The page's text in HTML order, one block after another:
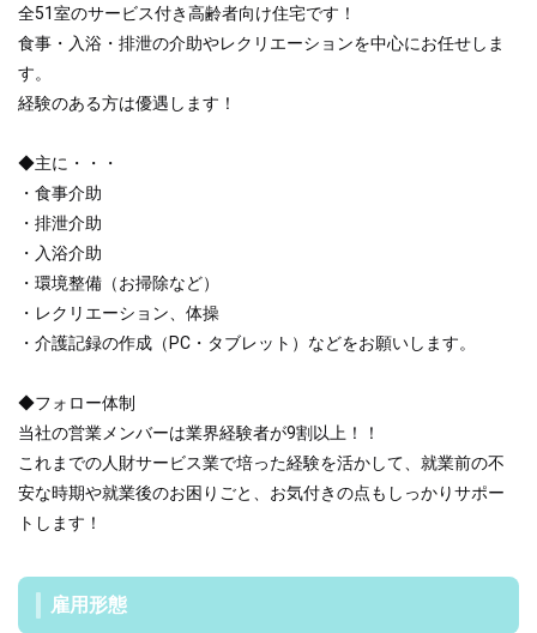
全51室のサービス付き高齢者向け住宅です！
食事・入浴・排泄の介助やレクリエーションを中心にお任せしま
す。
経験のある方は優遇します！
◆主に・・・
・食事介助
・排泄介助
・入浴介助
・環境整備（お掃除など）
・レクリエーション、体操
・介護記録の作成（PC・タブレット）などをお願いします。
◆フォロー体制
当社の営業メンバーは業界経験者が9割以上！！
これまでの人財サービス業で培った経験を活かして、就業前の不
安な時期や就業後のお困りごと、お気付きの点もしっかりサポー
トします！
雇用形態